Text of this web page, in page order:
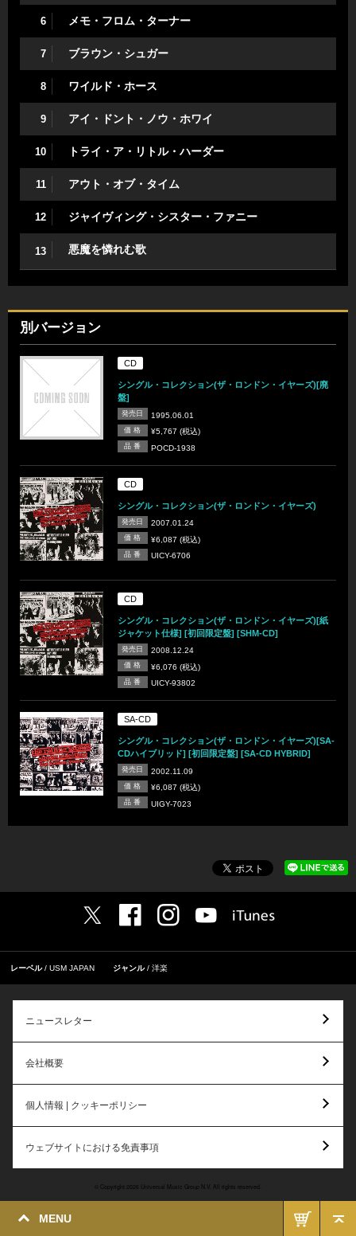
MENU
6 メモ・フロム・ターナー
7 ブラウン・シュガー
8 ワイルド・ホース
9 アイ・ドント・ノウ・ホワイ
10 トライ・ア・リトル・ハーダー
11 アウト・オブ・タイム
12 ジャイヴィング・シスター・ファニー
13 悪魔を憐れむ歌
別バージョン
CD
シングル・コレクション(ザ・ロンドン・イヤーズ)[廃
盤]
発売日 1995.06.01
価 格 ¥5,767 (税込)
品 番 POCD-1938
CD
シングル・コレクション(ザ・ロンドン・イヤーズ)
発売日 2007.01.24
価 格 ¥6,087 (税込)
品 番 UICY-6706
CD
シングル・コレクション(ザ・ロンドン・イヤーズ)[紙
ジャケット仕様] [初回限定盤] [SHM-CD]
発売日 2008.12.24
価 格 ¥6,076 (税込)
品 番 UICY-93802
SA-CD
シングル・コレクション(ザ・ロンドン・イヤーズ)[SA-
CDハイブリッド] [初回限定盤] [SA-CD HYBRID]
発売日 2002.11.09
価 格 ¥6,087 (税込)
品 番 UIGY-7023
レーベル USM JAPAN ジャンル 洋楽
ニュースレター
会社概要
個人情報 | クッキーポリシー
ウェブサイトにおける免責事項
© Copyright 2026 Universal Music Group N.V. All rights reserved.